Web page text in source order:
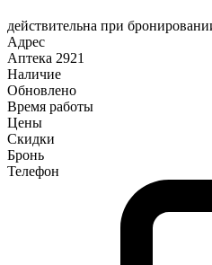
действительна при
Адрес
Аптека 2921
Наличие
Обновлено
Время работы
Цены
Скидки
Бронь
Телефон